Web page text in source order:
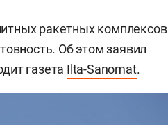
ракетных комплексов
Об этом заявил
газета Ilta-Sanomat.